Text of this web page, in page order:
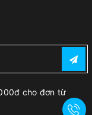
cho đơn từ